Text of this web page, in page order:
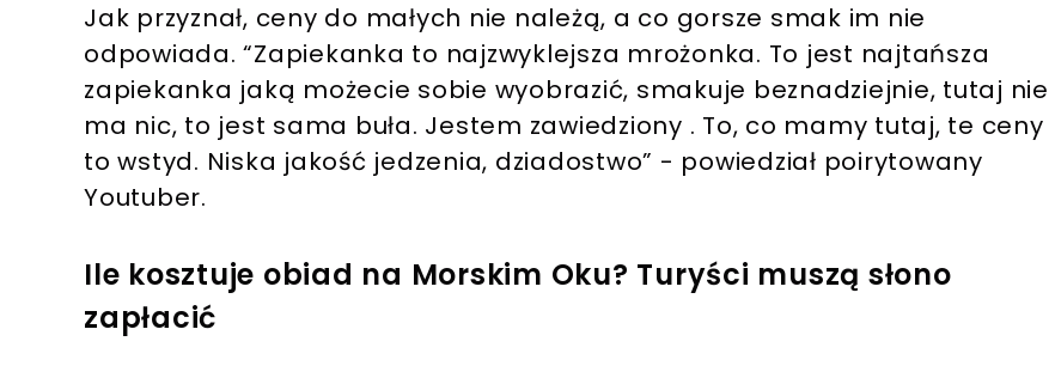
Jak przyznał, ceny do małych nie należą, a co gorsze smak im nie
odpowiada. “Zapiekanka to najzwyklejsza mrożonka. To jest najtańsza
zapiekanka jaką możecie sobie wyobrazić, smakuje beznadziejnie, tutaj nie
ma nic, to jest sama buła. Jestem zawiedziony . To, co mamy tutaj, te ceny
to wstyd. Niska jakość jedzenia, dziadostwo” - powiedział poirytowany
Youtuber.
Ile kosztuje obiad na Morskim Oku? Turyści muszą słono
zapłacić